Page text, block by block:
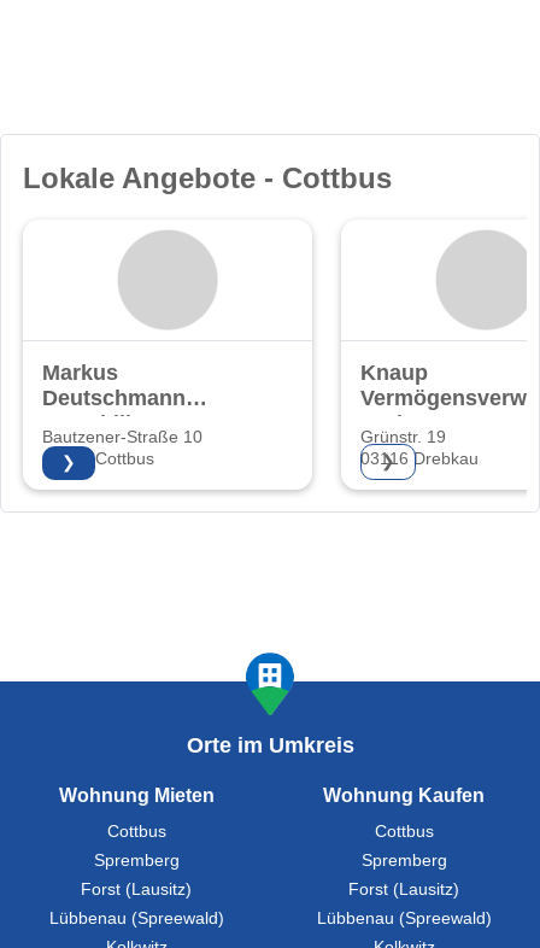
Lokale Angebote - Cottbus
Markus
Deutschmann
Immobilien
Bautzener-Straße 10
03046 Cottbus
❯
Knaup
GmbH
Grünstr. 19
03116 Drebkau
❯
Orte im Umkreis
Wohnung Mieten
Cottbus
Spremberg
Forst (Lausitz)
Lübbenau (Spreewald)
Wohnung Kaufen
Cottbus
Spremberg
Forst (Lausitz)
Lübbenau (Spreewald)